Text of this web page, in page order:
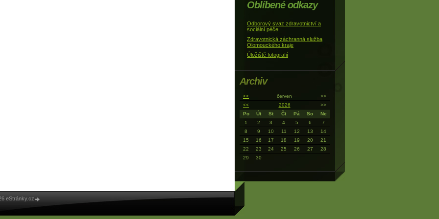
Oblíbené odkazy
Odborový svaz zdravotnictví a
sociální péče
Zdravotnická záchranná služba
Olomouckého kraje
Úložiště fotografií
Archiv
<< červen
>>
<<
2026
>>
Po
Út St Čt Pá So
Ne
1
2 3 4 5 6
7
8
9 10 11 12 13
14
15
16 17 18 19 20
21
22
23 24 25 26 27
28
29
30
eStránky.cz